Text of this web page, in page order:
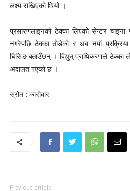
लक्ष्य राखिएको थियो ।
प्रसारणलाइनको ठेक्का लिएको सेन्टर चाइना
नगरेपछि ठेक्का तोडेको र अब नयाँ प्रक्रिया
घिसिङ बताउँछन् । विद्युत् प्राधिकरणले ठेक्का
अदालत गएको छ ।
स्रोत : कारोबार
Previous article